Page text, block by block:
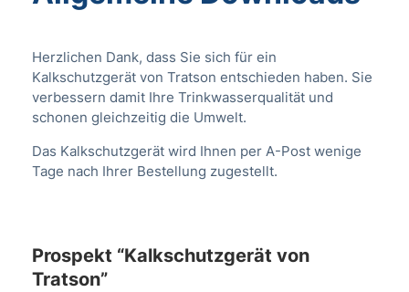
Herzlichen Dank, dass Sie sich für ein
Kalkschutzgerät von Tratson entschieden haben. Sie
verbessern damit Ihre Trinkwasserqualität und
schonen gleichzeitig die Umwelt.
Das Kalkschutzgerät wird Ihnen per A-Post wenige
Tage nach Ihrer Bestellung zugestellt.
Prospekt “Kalkschutzgerät von
Tratson”